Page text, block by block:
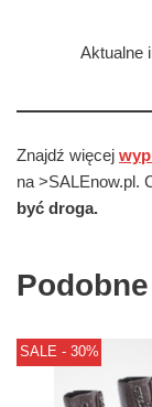
Aktualne
Znajdź więcej
na >SALEnow.pl.
być droga.
SALE - 30%